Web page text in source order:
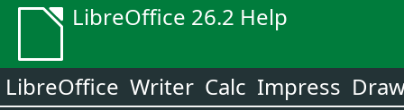
LibreOffice 26.2 Help
LibreOffice Writer Calc Impress